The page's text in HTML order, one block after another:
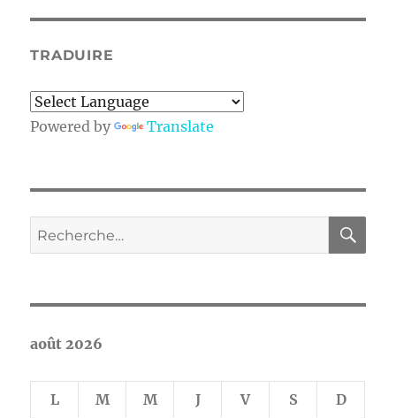
TRADUIRE
Powered by Translate
Recherche
pour :
août 2026
L M M J V S D